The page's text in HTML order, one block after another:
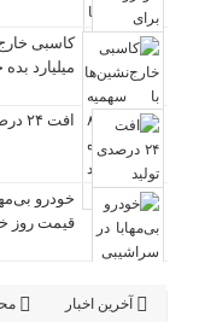
میلیارد
افت ۲۴ درصدی تولید خودرو در کشور
خودرو
قیمت روز
آخرین اخبار